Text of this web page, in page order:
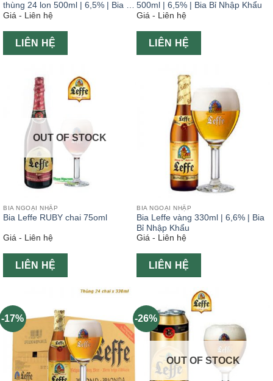
thùng 24 lon 500ml | 6,5% | Bia Bỉ
Nhập Khẩu
Giá - Liên hệ
LIÊN HỆ
500ml | 6,5% | Bia Bỉ Nhập Khẩu
Giá - Liên hệ
LIÊN HỆ
OUT OF STOCK
BIA NGOẠI NHẬP
Bia Leffe RUBY chai 75oml
Giá - Liên hệ
LIÊN HỆ
BIA NGOẠI NHẬP
Bia Leffe vàng 330ml | 6,6% | Bia
Bỉ Nhập Khẩu
Giá - Liên hệ
LIÊN HỆ
-17% -26%
OUT OF STOCK